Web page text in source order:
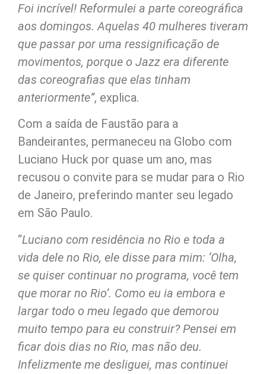
Foi incrível! Reformulei a parte coreográfica
aos domingos. Aquelas 40 mulheres tiveram
que passar por uma ressignificação de
movimentos, porque o Jazz era diferente
das coreografias que elas tinham
anteriormente”, explica.
Com a saída de Faustão para a
Bandeirantes, permaneceu na Globo com
Luciano Huck por quase um ano, mas
recusou o convite para se mudar para o Rio
de Janeiro, preferindo manter seu legado
em São Paulo.
“Luciano com residência no Rio e toda a
vida dele no Rio, ele disse para mim: ‘Olha,
se quiser continuar no programa, você tem
que morar no Rio’. Como eu ia embora e
largar todo o meu legado que demorou
muito tempo para eu construir? Pensei em
ficar dois dias no Rio, mas não deu.
Infelizmente me desliguei, mas continuei